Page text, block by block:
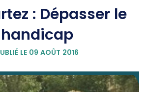
: Dépasser le
handicap
LE 09 AOÛT 2016